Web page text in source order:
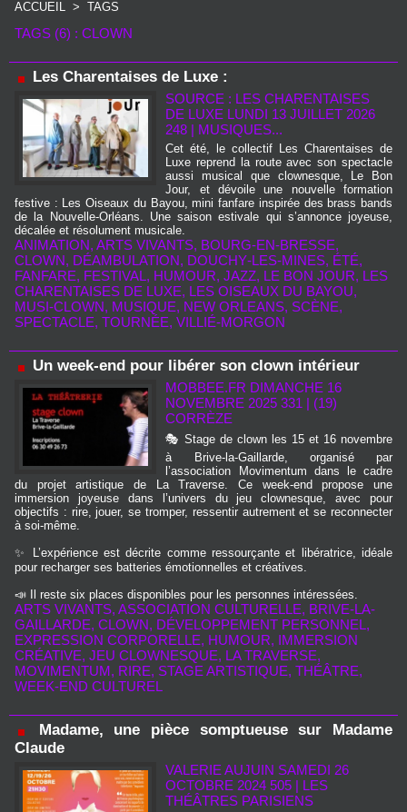
ACCUEIL > TAGS
TAGS (6) : CLOWN
Les Charentaises de Luxe :
SOURCE : LES CHARENTAISES
DE LUXE LUNDI 13 JUILLET 2026
248 | MUSIQUES...
Cet été, le collectif Les Charentaises de
Luxe reprend la route avec son spectacle
aussi musical que clownesque, Le Bon
Jour, et dévoile une nouvelle formation
festive : Les Oiseaux du Bayou, mini fanfare inspirée des brass bands
de la Nouvelle-Orléans. Une saison estivale qui s’annonce joyeuse,
décalée et résolument musicale.
ANIMATION, ARTS VIVANTS, BOURG‑EN‑BRESSE,
CLOWN, DÉAMBULATION, DOUCHY‑LES‑MINES, ÉTÉ,
FANFARE, FESTIVAL, HUMOUR, JAZZ, LE BON JOUR, LES
CHARENTAISES DE LUXE, LES OISEAUX DU BAYOU,
MUSI‑CLOWN, MUSIQUE, NEW ORLEANS, SCÈNE,
SPECTACLE, TOURNÉE, VILLIÉ‑MORGON
Un week-end pour libérer son clown intérieur
MOBBEE.FR DIMANCHE 16
NOVEMBRE 2025 331 | (19)
CORRÈZE
🎭 Stage de clown les 15 et 16 novembre
à Brive-la-Gaillarde, organisé par
l’association Movimentum dans le cadre
du projet artistique de La Traverse. Ce week-end propose une
immersion joyeuse dans l’univers du jeu clownesque, avec pour
objectifs : rire, jouer, se tromper, ressentir autrement et se reconnecter
à soi-même.
✨ L’expérience est décrite comme ressourçante et libératrice, idéale
pour recharger ses batteries émotionnelles et créatives.
📣 Il reste six places disponibles pour les personnes intéressées.
ARTS VIVANTS, ASSOCIATION CULTURELLE, BRIVE-LA-
GAILLARDE, CLOWN, DÉVELOPPEMENT PERSONNEL,
EXPRESSION CORPORELLE, HUMOUR, IMMERSION
CRÉATIVE, JEU CLOWNESQUE, LA TRAVERSE,
MOVIMENTUM, RIRE, STAGE ARTISTIQUE, THÉÂTRE,
WEEK-END CULTUREL
Madame, une pièce somptueuse sur Madame
Claude
VALERIE AUJUIN SAMEDI 26
OCTOBRE 2024 505 | LES
THÉÂTRES PARISIENS